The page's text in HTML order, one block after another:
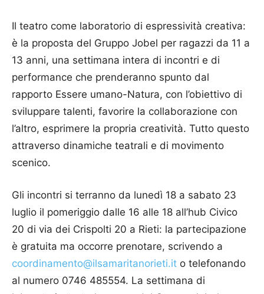
Il teatro come laboratorio di espressività creativa:
è la proposta del Gruppo Jobel per ragazzi da 11 a
13 anni, una settimana intera di incontri e di
performance che prenderanno spunto dal
rapporto Essere umano-Natura, con l’obiettivo di
sviluppare talenti, favorire la collaborazione con
l’altro, esprimere la propria creatività. Tutto questo
attraverso dinamiche teatrali e di movimento
scenico.
Gli incontri si terranno da lunedì 18 a sabato 23
luglio il pomeriggio dalle 16 alle 18 all’hub Civico
20 di via dei Crispolti 20 a Rieti: la partecipazione
è gratuita ma occorre prenotare, scrivendo a
coordinamento@ilsamaritanorieti.it o telefonando
al numero 0746 485554. La settimana di